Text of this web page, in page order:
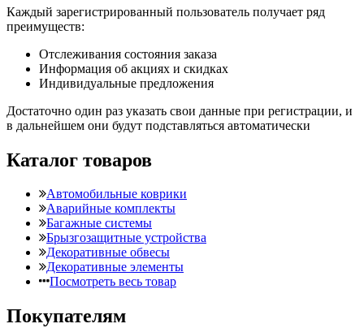
Каждый зарегистрированный пользователь получает ряд
преимуществ:
Отслеживания состояния заказа
Информация об акциях и скидках
Индивидуальные предложения
Достаточно один раз указать свои данные при регистрации, и
в дальнейшем они будут подставляться автоматически
Каталог товаров
Автомобильные коврики
Аварийные комплекты
Багажные системы
Брызгозащитные устройства
Декоративные обвесы
Декоративные элементы
Посмотреть весь товар
Покупателям